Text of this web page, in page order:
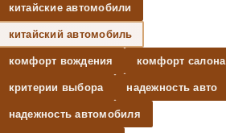
китайские автомобили
китайский автомобиль
комфорт вождения комфорт салона
критерии выбора надежность авто
надежность автомобиля